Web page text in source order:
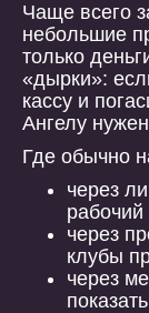
Чаще всего
небольшие
только
«дырки»:
кассу и
Ангелу
Где обычно
через
рабочий
через
клубы
через